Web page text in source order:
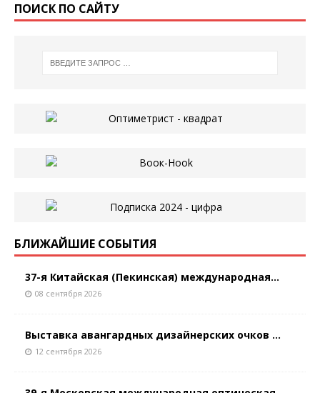
ПОИСК ПО САЙТУ
БЛИЖАЙШИЕ СОБЫТИЯ
37-я Китайская (Пекинская) международная...
08 сентября 2026
Выставка авангардных дизайнерских очков ...
12 сентября 2026